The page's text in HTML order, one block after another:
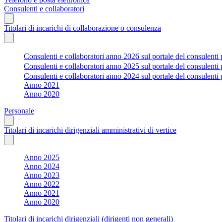
Consulenti e collaboratori
Titolari di incarichi di collaborazione o consulenza
Consulenti e collaboratori anno 2026 sul portale del consulenti
Consulenti e collaboratori anno 2025 sul portale del consulenti
Consulenti e collaboratori anno 2024 sul portale del consulenti
Anno 2021
Anno 2020
Personale
Titolari di incarichi dirigenziali amministrativi di vertice
Anno 2025
Anno 2024
Anno 2023
Anno 2022
Anno 2021
Anno 2020
Titolari di incarichi dirigenziali (dirigenti non generali)